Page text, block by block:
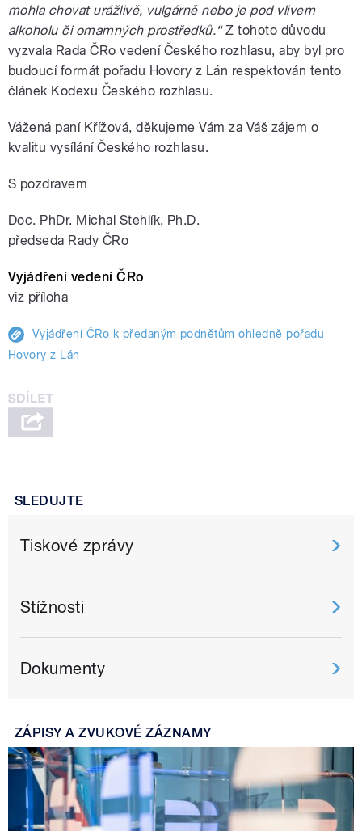
mohla chovat urážlivě, vulgárně nebo je pod vlivem
alkoholu či omamných prostředků.“Z tohoto důvodu
vyzvala Rada ČRo vedení Českého rozhlasu, aby byl pro
budoucí formát pořadu Hovory z Lán respektován tento
článek Kodexu Českého rozhlasu.
Vážená paní Křížová, děkujeme Vám za Váš zájem o
kvalitu vysílání Českého rozhlasu.
S pozdravem
Doc. PhDr. Michal Stehlík, Ph.D.
předseda Rady ČRo
Vyjádření vedení ČRo
viz příloha
Vyjádření ČRo k předaným podnětům ohledně pořadu
Hovory z Lán
SLEDUJTE
Tiskové zprávy
Stížnosti
Dokumenty
ZÁPISY A ZVUKOVÉ ZÁZNAMY